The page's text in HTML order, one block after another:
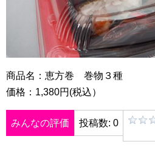
商品名：恵方巻 巻物３種
価格：1,380円(税込）
みんなの評価 投稿数: 0